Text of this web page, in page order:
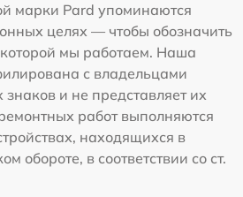
марки Pard упоминаются
целях — чтобы обозначить
мы работаем. Наша
с владельцами
и не представляет их
работ выполняются
находящихся в
обороте, в соответствии со ст.